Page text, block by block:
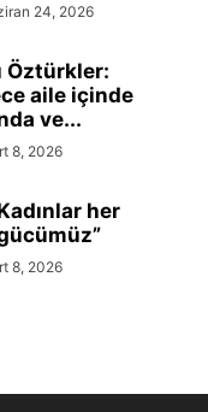
24, 2026
Öztürkler:
aile içinde
ve...
8, 2026
her
8, 2026